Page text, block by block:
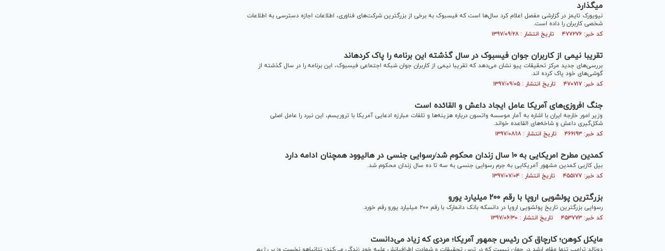
می‎گذارد
نیویورک تایمز در گزارشی مفصل اعلام کرد سال‌ها است که فیسبوک به برخی از بزرگترین شرکت‌های فناوری، اطلاعات اجازه دسترسی به اطلاعات
شخصی کاربران را داده است.
کد خبر: ۴۷۷۲۷۶ تاریخ انتشار : ۱۳۹۷/۰۹/۲۸
تقریبا نیمی از کاربران جوان فیسبوک در سال گذشته این برنامه را پاک کرده‎اند
بررسی‌های جدید مرکز تحقیقات پیو نشان می‌دهد که تقریبا نیمی از کاربران جوان شبکه اجتماعی فیسبوک، این برنامه را در سال گذشته از
گوشی‌های خود پاک کرده اند.
کد خبر: ۴۷۰۷۱۷ تاریخ انتشار : ۱۳۹۷/۰۹/۰۵
جنگ افروزی‌های آمریکا عامل ایجاد داعش و القائده است
وزیر امور خارجه ایران با اشاره به آمار موسسه واتسون درباره هزینه‌ها و تلفات مبارزه ادعایی آمریکا با تروریسم، این نبرد را عامل اصلی
شکل‌گیری داعش و شاخه‌های القاعده خواند.
کد خبر: ۴۶۶۱۹۳ تاریخ انتشار : ۱۳۹۷/۰۸/۱۸
کمدین مطرح امریکایی به ۱۰ سال زندان محکوم شد/رسوایی جنسی در هالیوود همچنان ادامه دارد
بیل کازبی کمدین مشهور آمریکایی به جرم رسوایی جنسی به سه تا ده سال زندان محکوم شد.
کد خبر: ۴۵۵۱۷۷ تاریخ انتشار : ۱۳۹۷/۰۷/۰۴
بزرگترین پولشویی اروپا با رقم ۲۰۰ میلیارد یورو
رسوایی بزرگترین تاریخ پولشویی اروپا در دانسکه بانک دانمارک با رقم ۲۰۰ میلیارد یورو رقم خورد.
کد خبر: ۴۵۳۷۷۳ تاریخ انتشار : ۱۳۹۷/۰۶/۳۰
مایکل کوهن؛ کارچاق کن رئیس جمهور آمریکا؛ مردی که زیاد می‌دانست